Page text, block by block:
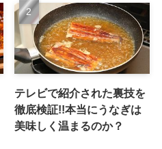
テレビで紹介された裏技を
徹底検証!!本当にうなぎは
美味しく温まるのか？